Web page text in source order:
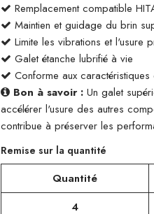
Remplacement compatible
Maintien et guidage du brin
Limite les vibrations et l'usure
Galet étanche lubrifié à vie
Conforme aux
Bon à savoir : Un galet
accélérer l'usure des autres
contribue à préserver les
Remise sur la quantité
Quantité
4